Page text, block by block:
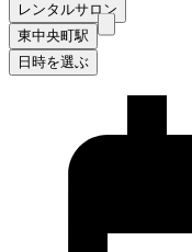
レンタルサロン
東中央町駅
日時を選ぶ